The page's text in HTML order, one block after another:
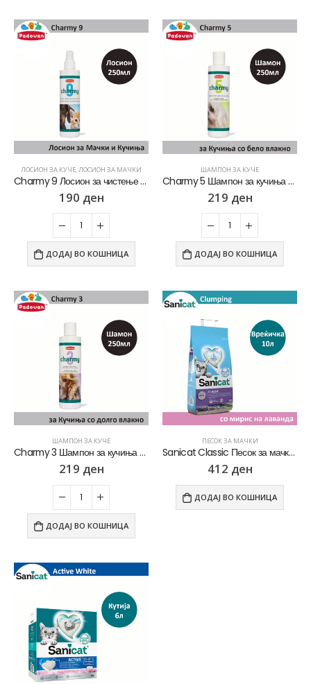
ЛОСИОН ЗА КУЧЕ,ЛОСИОН ЗА МАЧКИ
Charmy 9 Лосион за чистење на крзното за Кучиња и Мачки [Спреј 250мл]
190 ден
ДОДАЈ ВО КОШНИЦА
ШАМПОН ЗА КУЧЕ
Charmy 5 Шампон за кучиња со бело влакно [Шише 250мл]
219 ден
ДОДАЈ ВО КОШНИЦА
ШАМПОН ЗА КУЧЕ
Charmy 3 Шампон за кучиња со долго влакно [Шише 250мл]
219 ден
ДОДАЈ ВО КОШНИЦА
ПЕСОК ЗА МАЧКИ
Sanicat Classic Песок за мачки со мирис на Лаванда [Вреќичка 10л]
412 ден
ДОДАЈ ВО КОШНИЦА